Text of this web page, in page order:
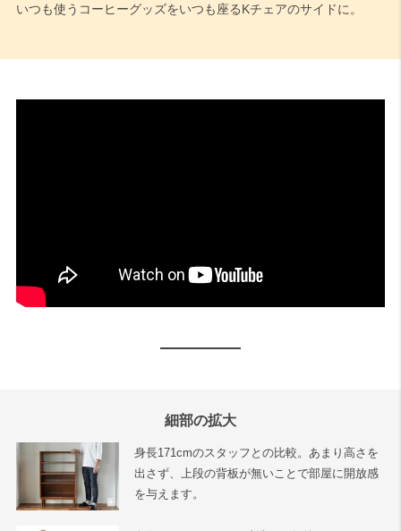
いつも使うコーヒーグッズをいつも座るKチェアのサイドに。
細部の拡大
身長171cmのスタッフとの比較。あまり高さを
出さず、上段の背板が無いことで部屋に開放感
を与えます。